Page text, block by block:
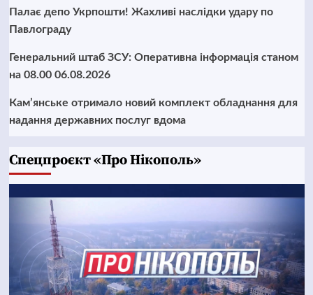
Палає депо Укрпошти! Жахливі наслідки удару по
Павлограду
Генеральний штаб ЗСУ: Оперативна інформація станом
на 08.00 06.08.2026
Кам’янське отримало новий комплект обладнання для
надання державних послуг вдома
Cпецпроєкт «Про Нікополь»